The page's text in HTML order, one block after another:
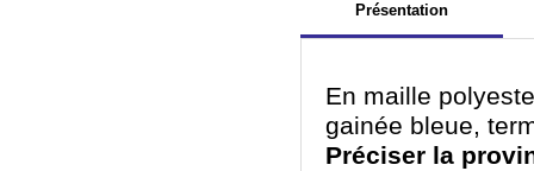
Présentation
En maille
gainée bleue,
Préciser la